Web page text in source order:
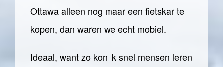
Ottawa alleen nog maar een fietskar te
kopen, dan waren we echt mobiel.
Ideaal, want zo kon ik snel mensen leren